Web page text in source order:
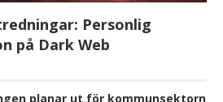
Personlig
på Dark Web
planar ut för kommunsektorn